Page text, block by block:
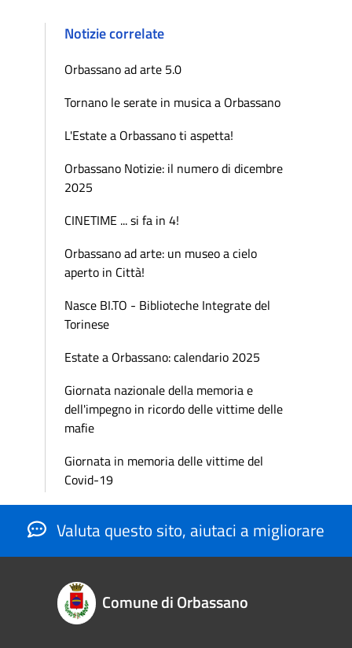
Notizie correlate
Orbassano ad arte 5.0
Tornano le serate in musica a Orbassano
L'Estate a Orbassano ti aspetta!
Orbassano Notizie: il numero di dicembre
2025
CINETIME ... si fa in 4!
Orbassano ad arte: un museo a cielo
aperto in Città!
Nasce BI.TO - Biblioteche Integrate del
Torinese
Estate a Orbassano: calendario 2025
Giornata nazionale della memoria e
dell'impegno in ricordo delle vittime delle
mafie
Giornata in memoria delle vittime del
Covid-19
Valuta questo sito, aiutaci a migliorare
Comune di Orbassano